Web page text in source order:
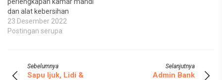
dan alat kebersihan
23 Desember 2022
Postingan serupa
Sebelumnya
Sapu Ijuk, Lidi &
Selanjutnya
Admin Bank